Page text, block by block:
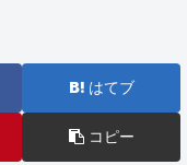
はてブ
コピー